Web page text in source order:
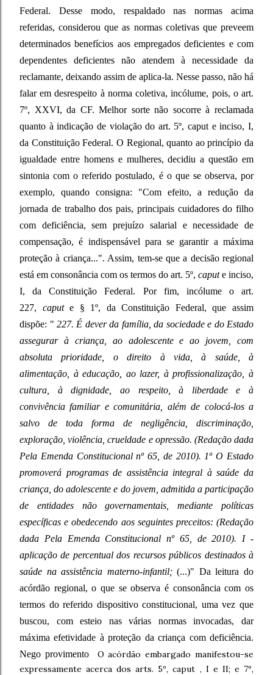
Federal. Desse modo, respaldado nas normas acima
referidas, considerou que as normas coletivas que preveem
determinados benefícios aos empregados deficientes e com
dependentes deficientes não atendem à necessidade da
reclamante, deixando assim de aplica-la. Nesse passo, não há
falar em desrespeito à norma coletiva, incólume, pois, o art.
7º, XXVI, da CF. Melhor sorte não socorre à reclamada
quanto à indicação de violação do art. 5º, caput e inciso, I,
da Constituição Federal. O Regional, quanto ao princípio da
igualdade entre homens e mulheres, decidiu a questão em
sintonia com o referido postulado, é o que se observa, por
exemplo, quando consigna: "Com efeito, a redução da
jornada de trabalho dos pais, principais cuidadores do filho
com deficiência, sem prejuízo salarial e necessidade de
compensação, é indispensável para se garantir a máxima
proteção à criança...". Assim, tem-se que a decisão regional
está em consonância com os termos do art. 5º, capute inciso,
I, da Constituição Federal. Por fim, incólume o art.
227, capute § 1º, da Constituição Federal, que assim
dispõe: " 227. É dever da família, da sociedade e do Estado
assegurar à criança, ao adolescente e ao jovem, com
absoluta prioridade, o direito à vida, à saúde, à
alimentação, à educação, ao lazer, à profissionalização, à
cultura, à dignidade, ao respeito, à liberdade e à
convivência familiar e comunitária, além de colocá-los a
salvo de toda forma de negligência, discriminação,
exploração, violência, crueldade e opressão. (Redação dada
Pela Emenda Constitucional nº 65, de 2010). 1º O Estado
promoverá programas de assistência integral à saúde da
criança, do adolescente e do jovem, admitida a participação
de entidades não governamentais, mediante políticas
específicas e obedecendo aos seguintes preceitos: (Redação
dada Pela Emenda Constitucional nº 65, de 2010). I -
aplicação de percentual dos recursos públicos destinados à
saúde na assistência materno-infantil;(...)" Da leitura do
acórdão regional, o que se observa é consonância com os
termos do referido dispositivo constitucional, uma vez que
buscou, com esteio nas várias normas invocadas, dar
máxima efetividade à proteção da criança com deficiência.
Nego provimento O acórdão embargado manifestou-se
expressamente acerca dos arts. 5º, caput , I e II; e 7º,